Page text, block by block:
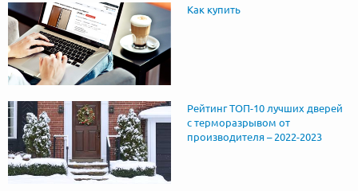
Как купить
Рейтинг ТОП-10 лучших дверей
с терморазрывом от
производителя – 2022-2023